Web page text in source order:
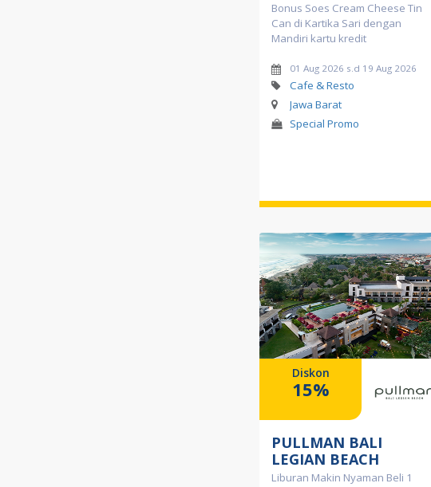
Bonus Soes Cream Cheese Tin
Can di Kartika Sari dengan
Mandiri kartu kredit
01 Aug 2026 s.d 19 Aug 2026
Cafe & Resto
Jawa Barat
Special Promo
Diskon
15%
PULLMAN BALI
LEGIAN BEACH
Liburan Makin Nyaman Beli 1